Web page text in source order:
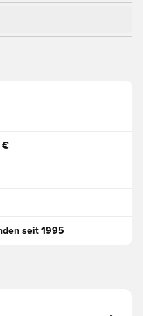
€
seit 1995